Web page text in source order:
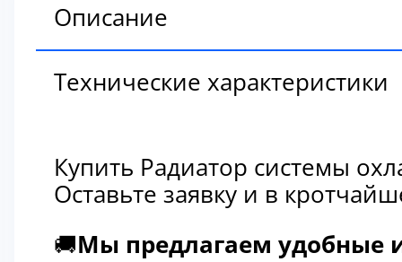
Описание
Технические характеристики
Купить Радиатор системы
Оставьте заявку и в
🚚Мы предлагаем удобные